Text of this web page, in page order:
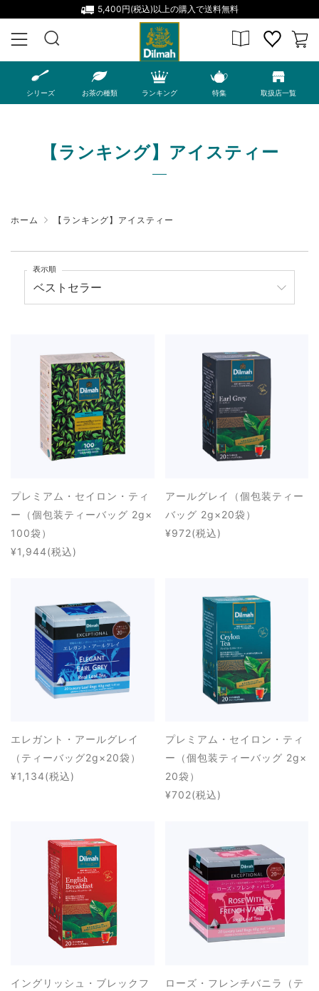
5,400円(税込)以上の購入で送料無料
MENU
シリーズ お茶の種類 ランキング 特集 取扱店一覧
【ランキング】アイスティー
ホーム 【ランキング】アイスティー
表示順
プレミアム・セイロン・ティ
ー（個包装ティーバッグ 2g×
100袋）
¥1,944(税込)
アールグレイ（個包装ティー
バッグ 2g×20袋）
¥972(税込)
エレガント・アールグレイ
（ティーバッグ2g×20袋）
¥1,134(税込)
プレミアム・セイロン・ティ
ー（個包装ティーバッグ 2g×
20袋）
¥702(税込)
イングリッシュ・ブレックフ
ローズ・フレンチバニラ（テ